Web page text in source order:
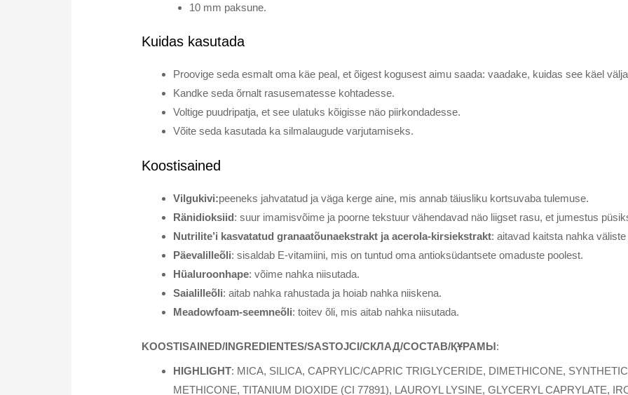
10 mm paksune.
Kuidas kasutada
Proovige seda esmalt oma käe peal, et õigest kogusest aimu saada: vaadake, kuidas see käel
Kandke seda õrnalt rasusematesse kohtadesse.
Voltige puudripatja, et see ulatuks kõigisse näo piirkondadesse.
Võite seda kasutada ka silmalaugude varjutamiseks.
Koostisained
Vilgukivi:peeneks jahvatatud ja väga kerge aine, mis annab täiusliku kortsuvaba tulemuse.
Ränidioksiid: suur imamisvõime ja poorne tekstuur vähendavad näo liigset rasu, et jumestus
Nutrilite’i kasvatatud granaatõunaekstrakt ja acerola-kirsiekstrakt: aitavad kaitsta nahka
Päevalilleõli: sisaldab E-vitamiini, mis on tuntud oma antioksüdantsete omaduste poolest.
Hüaluroonhape: võime nahka niisutada.
Saialilleõli: aitab nahka rahustada ja hoiab nahka niiskena.
Meadowfoam-seemneõli: toitev õli, mis aitab nahka niisutada.
KOOSTISAINED/INGREDIENTES/SASTOJCI/СКЛАД/СОСТАВ/ҚҰРАМЫ:
HIGHLIGHT: MICA, SILICA, CAPRYLIC/CAPRIC TRIGLYCERIDE, DIMETHICONE,
METHICONE, TITANIUM DIOXIDE (CI 77891), LAUROYL LYSINE, GLYCERYL CAPRYLATE,